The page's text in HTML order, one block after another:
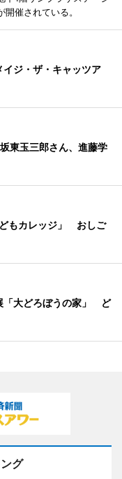
催されている。
ジ・ザ・キャッツア
東玉三郎さん、進藤学
もカレッジ」 おしご
「大どろぼうの家」 ど
グ